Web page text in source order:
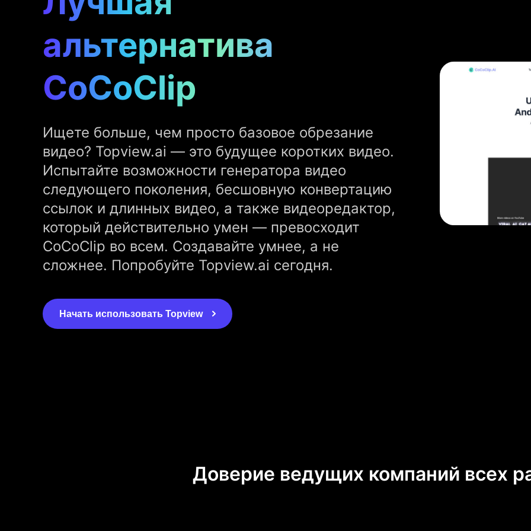
альтернатива
CoCoClip
Ищете больше, чем просто базовое обрезание
видео? Topview.ai — это будущее коротких видео.
Испытайте возможности генератора видео
следующего поколения, бесшовную конвертацию
ссылок и длинных видео, а также видеоредактор,
который действительно умен — превосходит
CoCoClip во всем. Создавайте умнее, а не
сложнее. Попробуйте Topview.ai сегодня.
Начать использовать Topview
Доверие ведущих компаний всех